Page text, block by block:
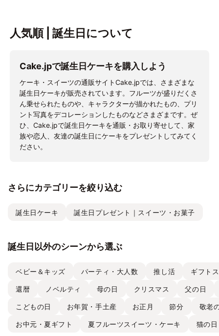
人気順 | 誕生日について
Cake.jpで誕生日ケーキを購入しよう
ケーキ・スイーツの通販サイトCake.jpでは、さまざまな
誕生日ケーキが販売されています。フルーツが盛りだくさ
ん乗せられたものや、キャラクターが描かれたもの、プリ
ント写真をデコレーションしたものなどさまざまです。ぜ
ひ、Cake.jpで誕生日ケーキを通販・お取り寄せして、家
族や恋人、友達の誕生日にケーキをプレゼントしてみてく
ださい。
さらにカテゴリーを絞り込む
誕生日ケーキ 誕生日プレゼント｜スイーツ・お菓子
誕生日以外のシーンから選ぶ
ベビー＆キッズ パーティ・大人数 推し活 ギフト
還暦 ノベルティ 母の日 クリスマス 父の日
こどもの日 お年賀・手土産 お正月 節分 敬老
お中元・夏ギフト 夏フルーツスイーツ・ケーキ 猫の日